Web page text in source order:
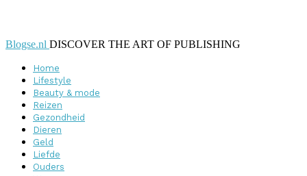
Blogse.nl DISCOVER THE ART OF PUBLISHING
Home
Lifestyle
Beauty & mode
Reizen
Gezondheid
Dieren
Geld
Liefde
Ouders